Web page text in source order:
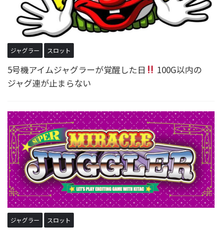
ジャグラー スロット
5号機アイムジャグラーが覚醒した日
100G以内の
ジャグ連が止まらない
ジャグラー スロット